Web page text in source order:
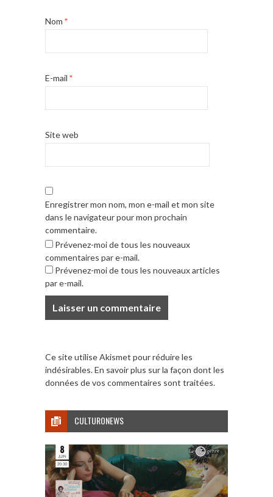
Nom *
E-mail *
Site web
Enregistrer mon nom, mon e-mail et mon site
dans le navigateur pour mon prochain
commentaire.
Prévenez-moi de tous les nouveaux
commentaires par e-mail.
Prévenez-moi de tous les nouveaux articles
par e-mail.
Ce site utilise Akismet pour réduire les
indésirables.En savoir plus sur la façon dont les
données de vos commentaires sont traitées.
CULTURONEWS